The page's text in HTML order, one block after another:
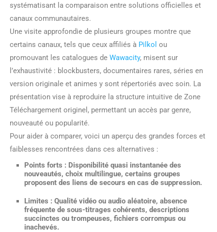
systématisant la comparaison entre solutions officielles et
canaux communautaires.
Une visite approfondie de plusieurs groupes montre que
certains canaux, tels que ceux affiliés à Pilkol ou
promouvant les catalogues de Wawacity, misent sur
l’exhaustivité : blockbusters, documentaires rares, séries en
version originale et animes y sont répertoriés avec soin. La
présentation vise à reproduire la structure intuitive de Zone
Téléchargement originel, permettant un accès par genre,
nouveauté ou popularité.
Pour aider à comparer, voici un aperçu des grandes forces et
faiblesses rencontrées dans ces alternatives :
Points forts : Disponibilité quasi instantanée des
nouveautés, choix multilingue, certains groupes
proposent des liens de secours en cas de suppression.
Limites : Qualité vidéo ou audio aléatoire, absence
fréquente de sous-titrages cohérents, descriptions
succinctes ou trompeuses, fichiers corrompus ou
inachevés.